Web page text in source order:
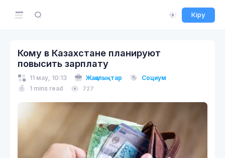
Кіру
Кому в Казахстане планируют
повысить зарплату
11 мау, 10:13 Жаңалықтар
Социум
1 mins read
727